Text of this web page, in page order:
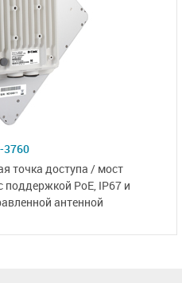
3760
точка доступа / мост
поддержкой PoE, IP67и
антенной